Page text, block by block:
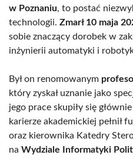
w Poznaniu, to postać
technologii. Zmarł 10 maja
sobie znaczący dorobek w
inżynierii automatyki i
Był on renomowanym
który zyskał uznanie jako
jego prace skupiły się
karierze akademickiej pełnił
oraz kierownika Katedry
na Wydziale Informatyki